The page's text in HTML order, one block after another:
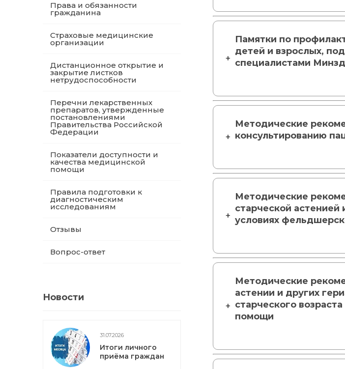
Права и обязанности
гражданина
Страховые медицинские
организации
Дистанционное открытие и
закрытие листков
нетрудоспособности
Перечни лекарственных
препаратов, утвержденные
постановлениями
Правительства Российской
Федерации
Показатели доступности и
качества медицинской
помощи
Правила подготовки к
диагностическим
исследованиям
Отзывы
Вопрос-ответ
Новости
31.07.2026
Итоги личного
приёма граждан
Памятки по
детей и взрослых,
специалистами
Методические
консультированию
Методические
старческой
условиях
Методические
астении и других
старческого
помощи